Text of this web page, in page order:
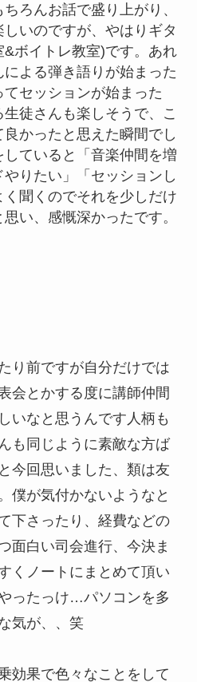
ろんお話で盛り上がり、
いのですが、やはりギタ
ボイトレ教室)です。あれ
よる弾き語りが始まった
てセッションが始まった
徒さんも楽しそうで、こ
かったと思えた瞬間でし
ていると「音楽仲間を増
りたい」「セッションし
聞くのでそれを少しだけ
い、感慨深かったです。
り前ですが自分だけでは
会とかする度に講師仲間
いなと思うんです人柄も
も同じように素敵な方ば
今回思いました、類は友
僕が気付かないようなと
下さったり、経費などの
面白い司会進行、今決ま
くノートにまとめて頂い
ったっけ…パソコンを多
気が、、笑
効果で色々なことをして